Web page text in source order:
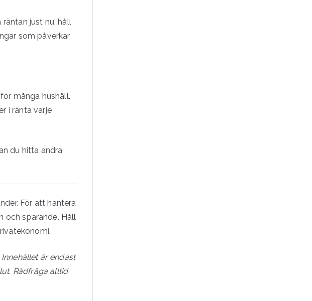
just nu, håll
som påverkar
många hushåll.
i ränta varje
du hitta andra
För att hantera
och sparande. Håll
är endast
Rådfråga alltid